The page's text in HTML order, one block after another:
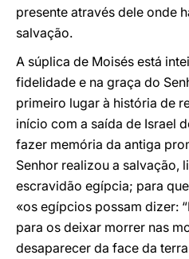
presente através dele onde
salvação.
A súplica de Moisés está
fidelidade e na graça do
primeiro lugar à história de
início com a saída de Israel
fazer memória da antiga
Senhor realizou a salvação,
escravidão egípcia; para
«os egípcios possam dizer:
para os deixar morrer nas
desaparecer da face da